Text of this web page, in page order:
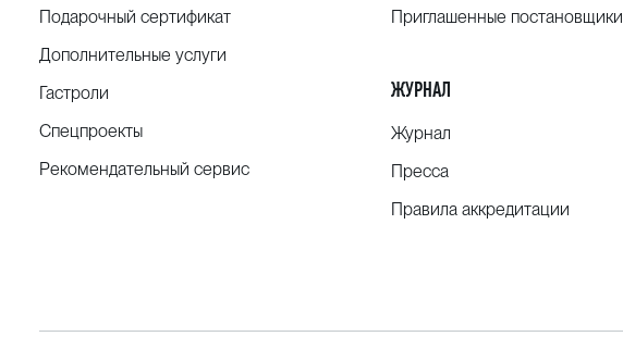
Подарочный сертификат
Дополнительные услуги
Гастроли
Спецпроекты
Рекомендательный сервис
Приглашенные постановщики
ЖУРНАЛ
Журнал
Пресса
Правила аккредитации